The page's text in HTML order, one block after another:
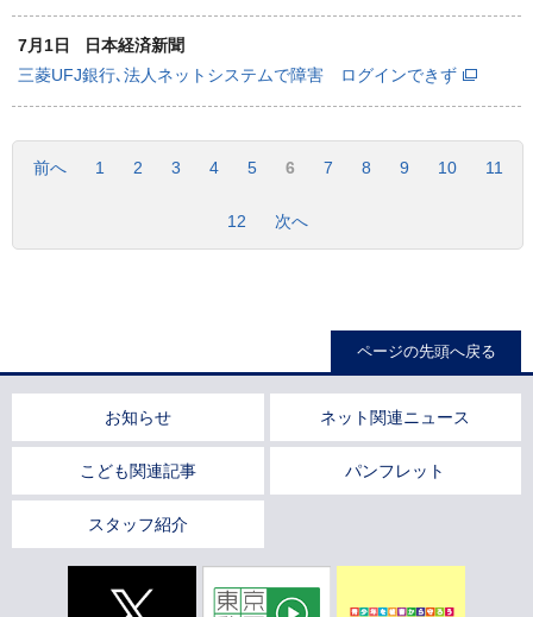
7月1日
日本経済新聞
三菱UFJ銀行､法人ネットシステムで障害 ログインできず
前へ 1 2 3 4 5 6 7 8 9 10 11
12 次へ
ページの先頭へ戻る
お知らせ ネット関連ニュース
こども関連記事 パンフレット
スタッフ紹介